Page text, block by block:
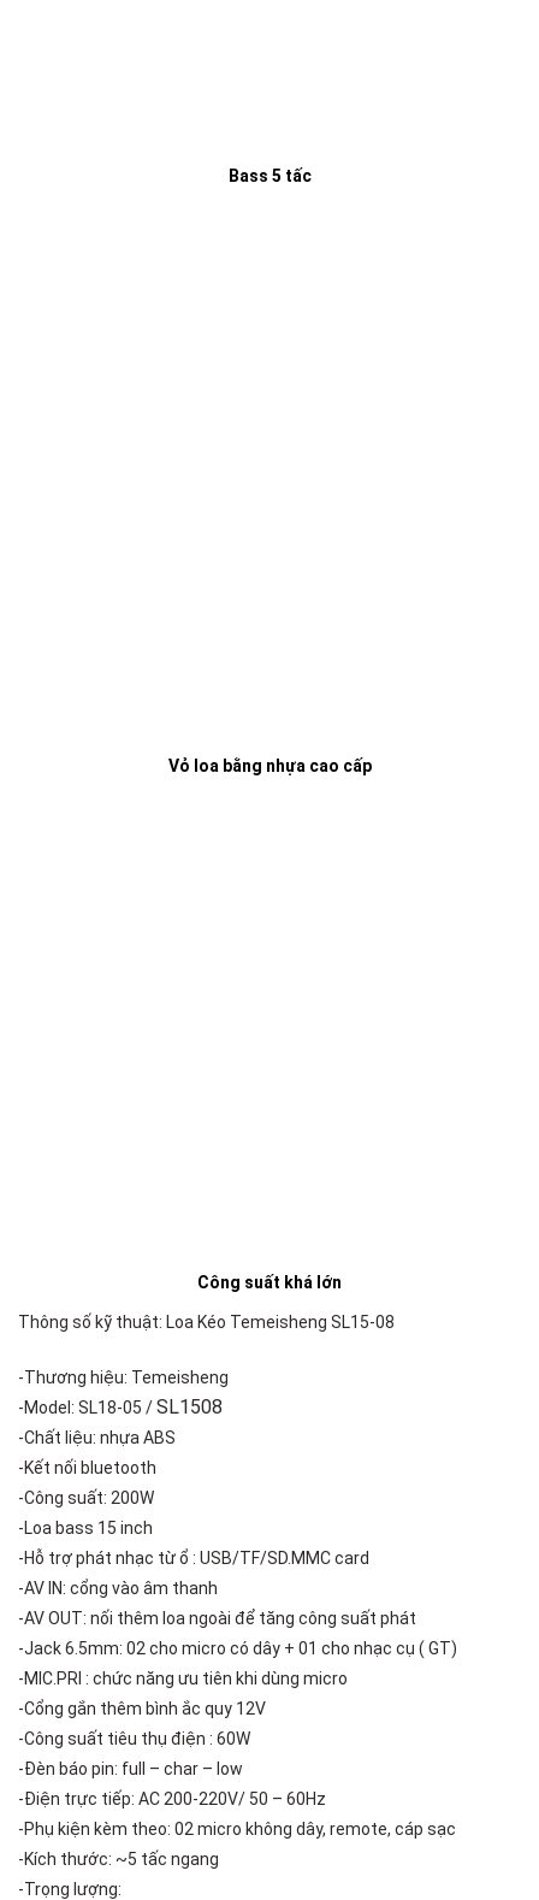
Bass 5 tấc
Vỏ loa bằng nhựa cao cấp
Công suất khá lớn
Thông số kỹ thuật: Loa Kéo Temeisheng SL15-08
-Thương hiệu: Temeisheng
-Model: SL18-05 /SL1508
-Chất liệu: nhựa ABS
-Kết nối bluetooth
-Công suất: 200W
-Loa bass 15 inch
-Hỗ trợ phát nhạc từ ổ : USB/TF/SD.MMC card
-AV IN: cổng vào âm thanh
-AV OUT: nối thêm loa ngoài để tăng công suất phát
-Jack 6.5mm: 02 cho micro có dây + 01 cho nhạc cụ ( GT)
-MIC.PRI : chức năng ưu tiên khi dùng micro
-Cổng gắn thêm bình ắc quy 12V
-Công suất tiêu thụ điện : 60W
-Đèn báo pin: full – char – low
-Điện trực tiếp: AC 200-220V/ 50 – 60Hz
-Phụ kiện kèm theo: 02 micro không dây, remote, cáp sạc
-Kích thước: ~5 tấc ngang
-Trọng lượng: